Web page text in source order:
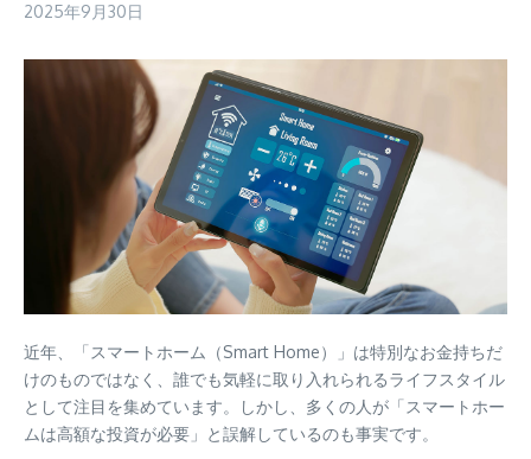
2025年9月30日
近年、「スマートホーム（Smart Home）」は特別なお金持ちだ
けのものではなく、誰でも気軽に取り入れられるライフスタイル
として注目を集めています。しかし、多くの人が「スマートホー
ムは高額な投資が必要」と誤解しているのも事実です。